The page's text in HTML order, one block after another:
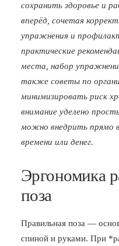
сохранить здоровье и
вперёд, сочетая
упражнения и
практические
места, набор
также советы по
минимизировать риск
внимание уделено
можно внедрить прямо
времени или денег.
Эргономика
поза
Правильная поза —
спиной и руками. При